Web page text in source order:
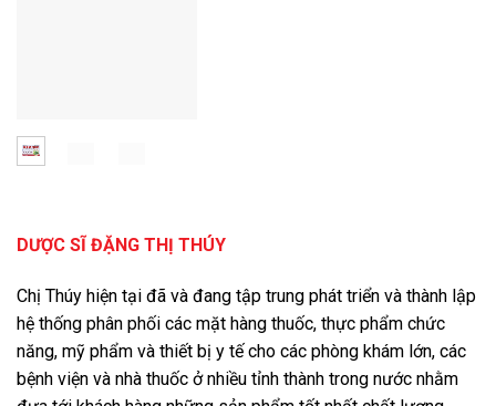
DƯỢC SĨ ĐẶNG THỊ THÚY
Chị Thúy hiện tại đã và đang tập trung phát triển và thành lập
hệ thống phân phối các mặt hàng thuốc, thực phẩm chức
năng, mỹ phẩm và thiết bị y tế cho các phòng khám lớn, các
bệnh viện và nhà thuốc ở nhiều tỉnh thành trong nước nhằm